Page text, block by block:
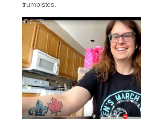
trumpistes.